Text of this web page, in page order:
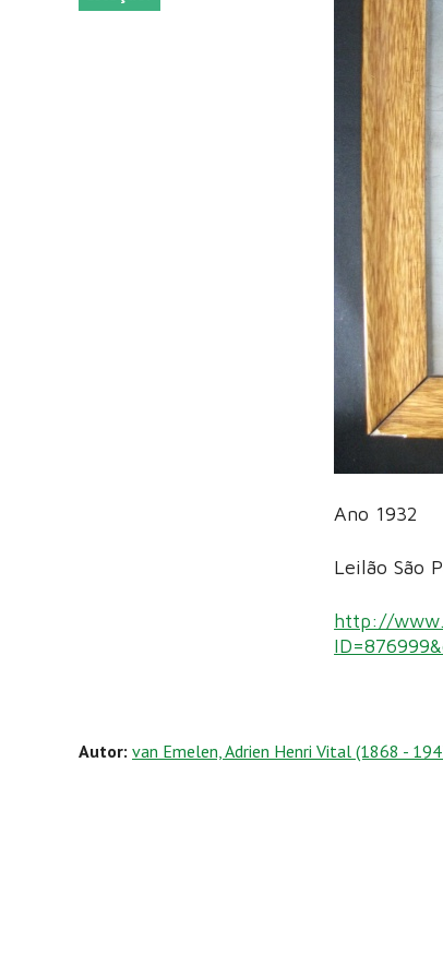
Ano 1932
Leilão São
http://
Autor: van Emelen, Adrien Henri Vital (1868 -